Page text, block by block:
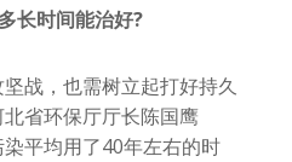
时间能治好?
战，也需树立起打好持久
省环保厅厅长陈国鹰
平均用了40年左右的时